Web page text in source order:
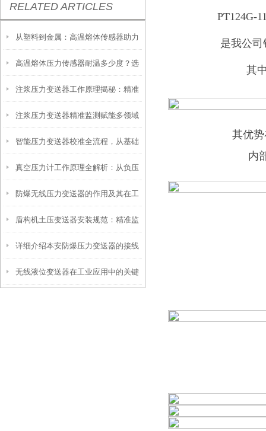
RELATED ARTICLES
从塑料到金属：高温熔体传感器助力
制造工艺效率提升
高温熔体压力传感器耐温多少度？选
型必须知道的参数
注浆压力变送器工作原理揭秘：精准
感知地下压力的核心技术
注浆压力变送器精准监测赋能多领域
工程安全的隐形卫士
智能压力变送器校准全流程，从基础
操作到精准调优
真空压力计工作原理全解析：从负压
测量到工业监控的精密之道
防爆无线压力变送器的作用及其在工
业安全中的重要性
盾构机土压变送器安装规范：精准监
测，安全施工的保障
详细介绍本安防爆压力变送器的接线
方法
无线液位变送器在工业应用中的关键
PT124G-
是我公
其
其优
内